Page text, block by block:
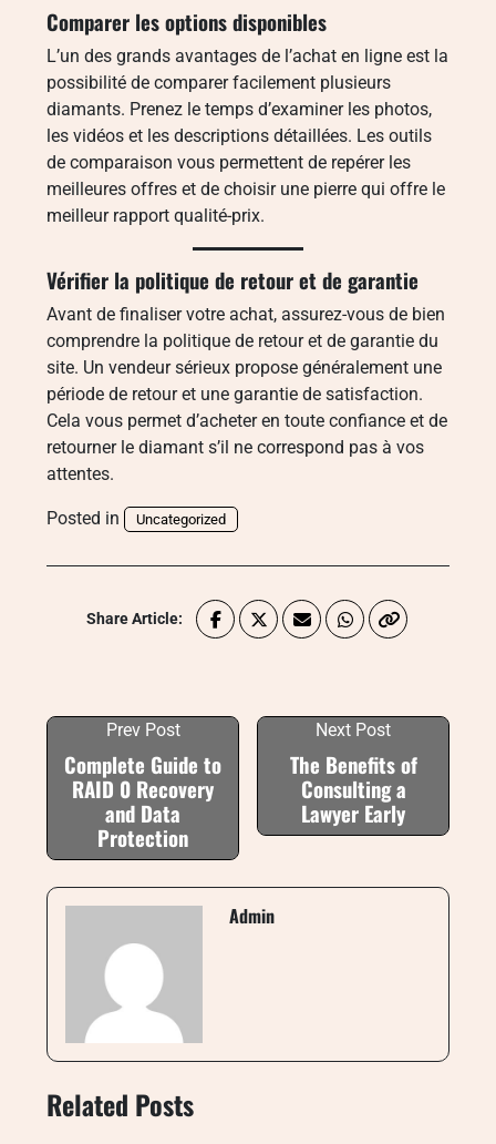
Comparer les options disponibles
L’un des grands avantages de l’achat en ligne est la
possibilité de comparer facilement plusieurs
diamants. Prenez le temps d’examiner les photos,
les vidéos et les descriptions détaillées. Les outils
de comparaison vous permettent de repérer les
meilleures offres et de choisir une pierre qui offre le
meilleur rapport qualité-prix.
Vérifier la politique de retour et de garantie
Avant de finaliser votre achat, assurez-vous de bien
comprendre la politique de retour et de garantie du
site. Un vendeur sérieux propose généralement une
période de retour et une garantie de satisfaction.
Cela vous permet d’acheter en toute confiance et de
retourner le diamant s’il ne correspond pas à vos
attentes.
Posted in Uncategorized
Share Article:
Prev Post
Complete Guide to
RAID 0 Recovery
and Data
Protection
Next Post
The Benefits of
Consulting a
Lawyer Early
Admin
Related Posts